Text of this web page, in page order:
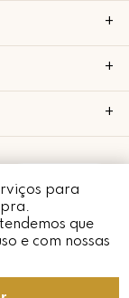
para
que
e com nossas
Whatsapp
+
+
+
0001-24 • todos os